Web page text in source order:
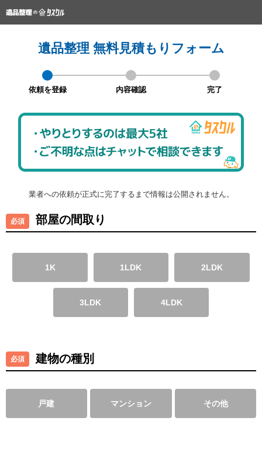
遺品整理 無料見積もりフォーム
依頼を登録 内容確認 完了
業者への依頼が正式に完了するまで情報は公開されません。
部屋の間取り
1K 1LDK 2LDK
3LDK 4LDK
建物の種別
戸建 マンション その他